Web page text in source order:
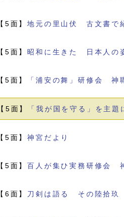
【5面】地元の里山伏 古文書で
【5面】 昭和に生きた 日本人の
【5面】 「浦安の舞」研修会 神
【5面】 「我が国を守る」を主
【5面】神宮だより
【5面】百人が集ひ実務研修会
【6面】 刀剣は語る その陸拾